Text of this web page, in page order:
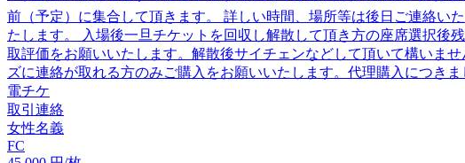
前（予定）に集合して頂きます。 詳しい時間、場所等は後日ご連絡い
たします。 入場後一旦チケットを回収し解散して頂き方の座席選択後
取評価をお願いいたします。解散後サイチェンなどして頂いて構いま
ズに連絡が取れる方のみご購入をお願いいたします。代理購入につき
電チケ
取引連絡
女性名義
FC